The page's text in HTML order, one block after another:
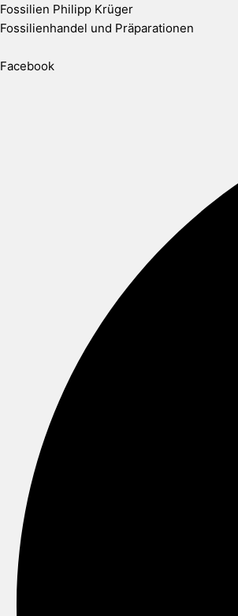
Zum
Inhalt
Fossilien Philipp Krüger
Fossilienhandel und Präparationen
Facebook